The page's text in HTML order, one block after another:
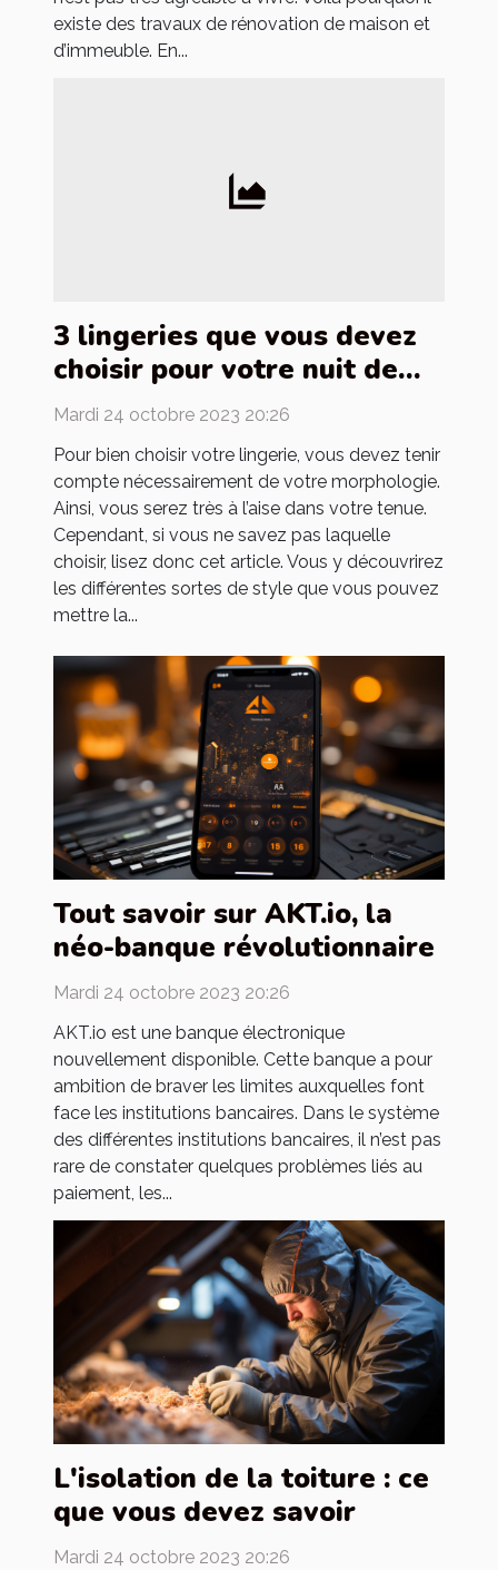
existe des travaux de rénovation de maison et
d’immeuble. En...
3 lingeries que vous devez
choisir pour votre nuit de
noces
Mardi 24 octobre 2023 20:26
Pour bien choisir votre lingerie, vous devez tenir
compte nécessairement de votre morphologie.
Ainsi, vous serez très à l’aise dans votre tenue.
Cependant, si vous ne savez pas laquelle
choisir, lisez donc cet article. Vous y découvrirez
les différentes sortes de style que vous pouvez
mettre la...
Tout savoir sur AKT.io, la
néo-banque révolutionnaire
Mardi 24 octobre 2023 20:26
AKT.io est une banque électronique
nouvellement disponible. Cette banque a pour
ambition de braver les limites auxquelles font
face les institutions bancaires. Dans le système
des différentes institutions bancaires, il n’est pas
rare de constater quelques problèmes liés au
paiement, les...
L'isolation de la toiture : ce
que vous devez savoir
Mardi 24 octobre 2023 20:26